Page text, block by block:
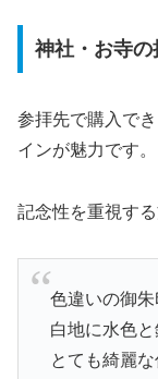
神社・お寺の
参拝先で購入で
インが魅力です。
記念性を重視す
色違いの御朱
白地に水色
とても綺麗な